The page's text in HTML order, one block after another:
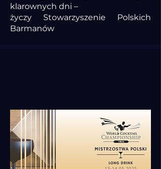
klarownych dni –
życzy Stowarzyszenie Polskich
Barmanów